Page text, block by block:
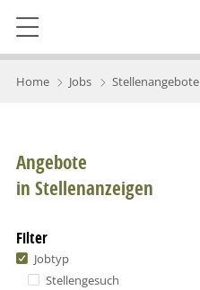
Home Jobs Stellenangebote
Angebote
in Stellenanzeigen
Filter
Jobtyp
Stellengesuch